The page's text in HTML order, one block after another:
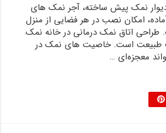
دیوار نمک پیش ساخته، آجر نمک های
امکان نصب در هر فضایی از منزل
طراحی اتاق نمک درمانی در خانه نمک
طبیعت است. خاصیت های نمک در
معجزه‌ای …